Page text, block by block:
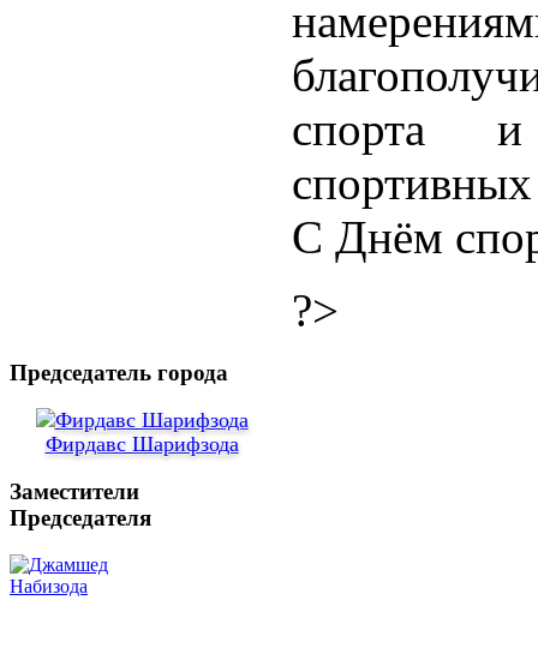
спорта и
спортивных
С Днём
?>
Председатель города
Фирдавс Шарифзода
Заместители
Председателя